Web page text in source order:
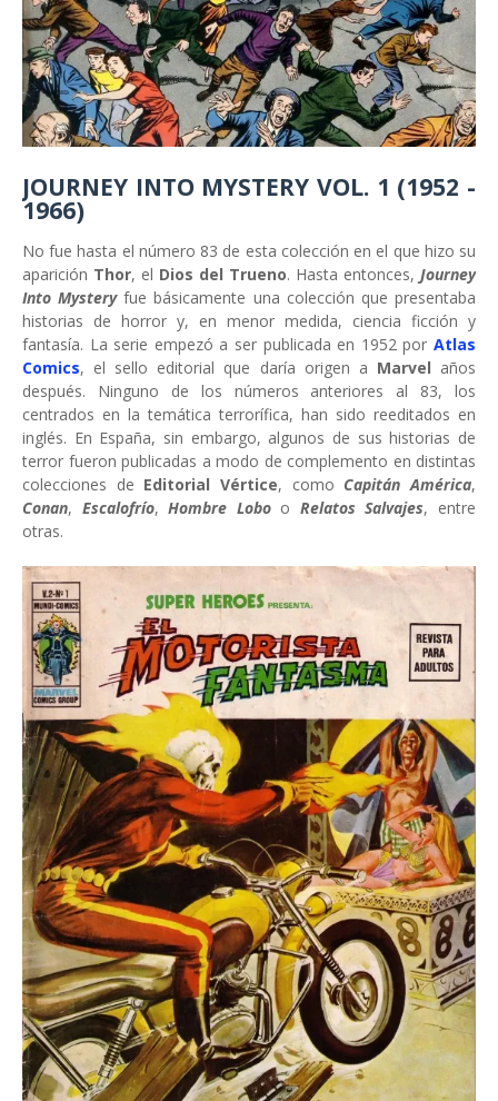
JOURNEY INTO MYSTERY VOL. 1 (1952 -
1966)
No fue hasta el número 83 de esta colección en el que hizo su
aparición Thor, el Dios del Trueno. Hasta entonces, Journey
Into Mysteryfue básicamente una colección que presentaba
historias de horror y, en menor medida, ciencia ficción y
fantasía. La serie empezó a ser publicada en 1952 por Atlas
Comics, el sello editorial que daría origen a Marvel años
después. Ninguno de los números anteriores al 83, los
centrados en la temática terrorífica, han sido reeditados en
inglés. En España, sin embargo, algunos de sus historias de
terror fueron publicadas a modo de complemento en distintas
colecciones de Editorial Vértice, como Capitán América,
Conan, Escalofrío,Hombre Loboo Relatos Salvajes, entre
otras.